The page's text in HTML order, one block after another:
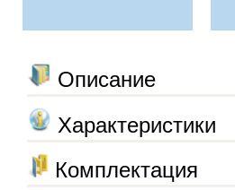
Описание
Характеристики
Комплектация